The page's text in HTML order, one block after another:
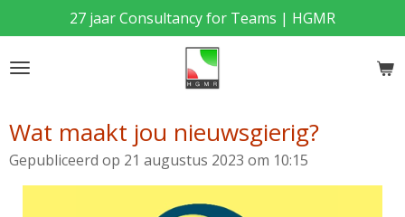
direct
naar
27 jaar Consultancy for Teams | HGMR
Wat maakt jou nieuwsgierig?
Gepubliceerd op 21 augustus 2023 om 10:15